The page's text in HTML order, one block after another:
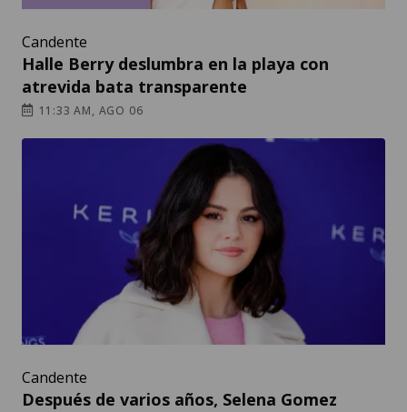
Candente
Halle Berry deslumbra en la playa con
atrevida bata transparente
11:33 AM, AGO 06
Candente
Después de varios años, Selena Gomez